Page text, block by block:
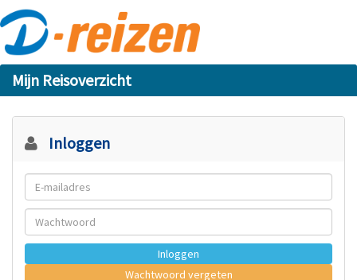
Mijn Reisoverzicht
Inloggen
Inloggen
Wachtwoord vergeten